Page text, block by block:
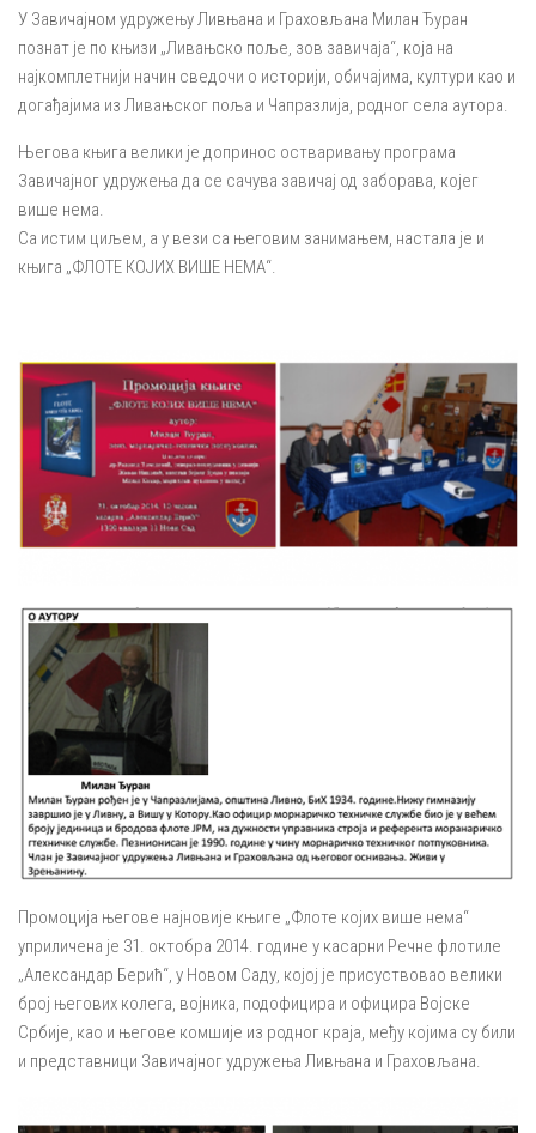
У Завичајном удружењу Ливњана и Граховљана Милан Ђуран
познат је по књизи „Ливањско поље, зов завичаја“, која на
најкомплетнији начин сведочи о историји, обичајима, култури као и
догађајима из Ливањског поља и Чапразлија, родног села aутора.
Његова књига велики је допринос остваривању програма
Завичајног удружења да се сачува завичај од заборава, којег
више нема.
Са истим циљем, а у вези са његовим занимањем, настала је и
књига „ФЛОТЕ КОЈИХ ВИШЕ НЕМА“.
Промоција његове најновије књиге „Флоте којих више нема“
уприличена је 31. октобра 2014. године у касарни Речне флотиле
„Александар Берић“, у Новом Саду, којој је присуствовао велики
број његових колега, војника, подофицира и официра Војске
Србије, као и његове комшије из родног краја, међу којима су били
и представници Завичајног удружења Ливњана и Граховљана.